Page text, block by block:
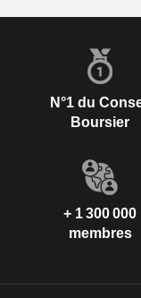
N°1 du
Boursier
+ 1 300 000
membres